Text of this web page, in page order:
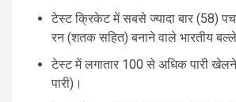
टेस्ट क्रिकेट में सबसे ज्यादा बार (58)
रन (शतक सहित) बनाने वाले भारतीय
टेस्ट में लगातार 100 से अधिक पारी खेलने
पारी)।